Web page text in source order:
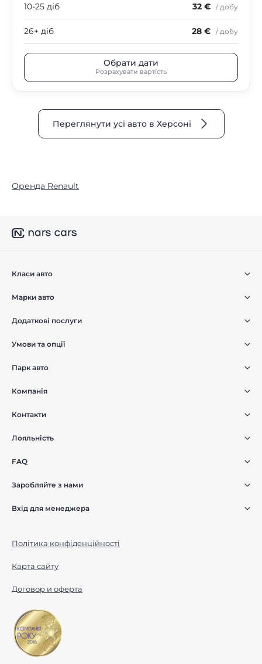
10-25 діб 32 € / добу
26+ діб 28 € / добу
Обрати дати
Розрахувати вартість
Переглянути усі авто в Херсоні
Оренда Renault
Класи авто
Марки авто
Додаткові послуги
Умови та опції
Парк авто
Компанія
Контакти
Лояльність
FAQ
Заробляйте з нами
Вхід для менеджера
Політика конфіденційності
Карта сайту
Договор и оферта